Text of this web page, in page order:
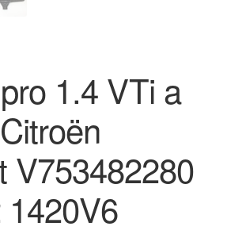
1.4 VTi a
V753482280